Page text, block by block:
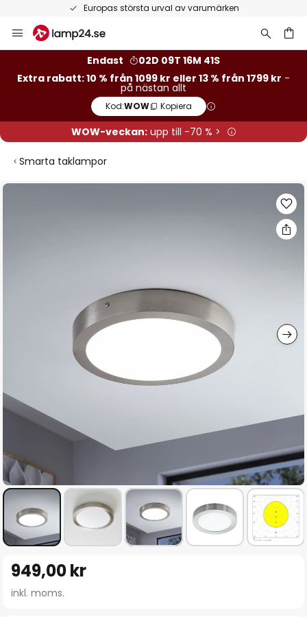
Europas största urval av varumärken
Hoppa
till
Endast
02D 09T 16M 40S
Extra rabatt: 10 % från 1099 kr eller 13 % från 1799 kr -
på nästan allt
Kod:WOW Kopiera
WOW-veckan:upp till -70 % >
Smarta taklampor
Hoppa
till
början
949,00 kr
inkl. moms.